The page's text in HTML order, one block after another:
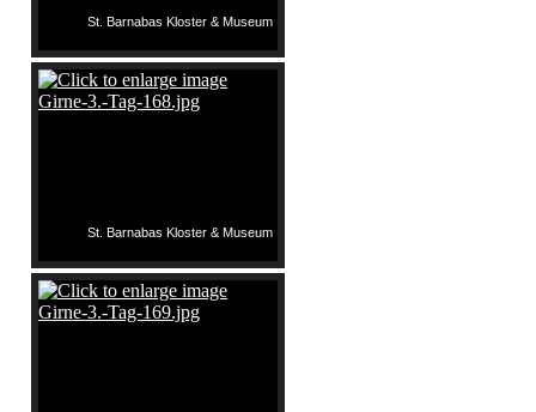
St. Barnabas Kloster & Museum
St. Barnabas Kloster & Museum